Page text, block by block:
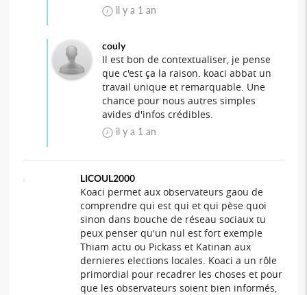
il y a 1 an
couly
Il est bon de contextualiser, je pense
que c'est ça la raison. koaci abbat un
travail unique et remarquable. Une
chance pour nous autres simples
avides d'infos crédibles.
il y a 1 an
LICOUL2000
Koaci permet aux observateurs gaou de
comprendre qui est qui et qui pèse quoi
sinon dans bouche de réseau sociaux tu
peux penser qu'un nul est fort exemple
Thiam actu ou Pickass et Katinan aux
dernieres elections locales. Koaci a un rôle
primordial pour recadrer les choses et pour
que les observateurs soient bien informés,